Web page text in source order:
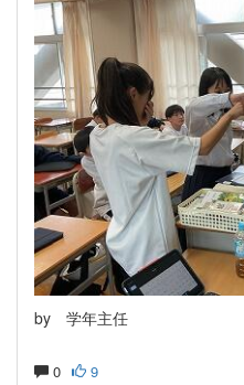
by 学年主任
0 9